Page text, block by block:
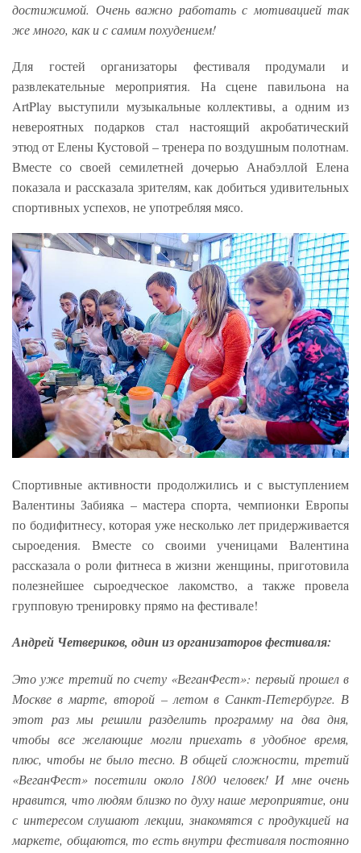
достижимой. Очень важно работать с мотивацией так
же много, как и с самим похудением!
Для гостей организаторы фестиваля продумали и
развлекательные мероприятия. На сцене павильона на
ArtPlay выступили музыкальные коллективы, а одним из
невероятных подарков стал настоящий акробатический
этюд от Елены Кустовой – тренера по воздушным полотнам.
Вместе со своей семилетней дочерью Анабэллой Елена
показала и рассказала зрителям, как добиться удивительных
спортивных успехов, не употребляя мясо.
Спортивные активности продолжились и с выступлением
Валентины Забияка – мастера спорта, чемпионки Европы
по бодифитнесу, которая уже несколько лет придерживается
сыроедения. Вместе со своими ученицами Валентина
рассказала о роли фитнеса в жизни женщины, приготовила
полезнейшее сыроедческое лакомство, а также провела
групповую тренировку прямо на фестивале!
Андрей Четвериков, один из организаторов фестиваля:
Это уже третий по счету «ВеганФест»: первый прошел в
Москве в марте, второй – летом в Санкт-Петербурге. В
этот раз мы решили разделить программу на два дня,
чтобы все желающие могли приехать в удобное время,
плюс, чтобы не было тесно. В общей сложности, третий
«ВеганФест» посетили около 1800 человек! И мне очень
нравится, что людям близко по духу наше мероприятие, они
с интересом слушают лекции, знакомятся с продукцией на
маркете, общаются, то есть внутри фестиваля постоянно